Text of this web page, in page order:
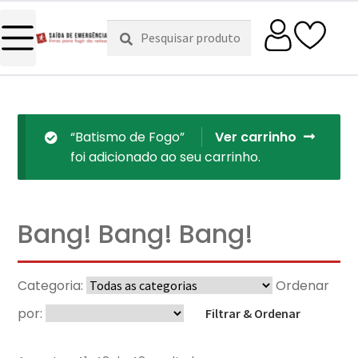
Pesquisar
por:
Pesquisa
Ver carrinho
“Batismo de Fogo”
foi adicionado ao seu carrinho.
Bang! Bang! Bang!
Categoria:
Ordenar
por:
Filtrar & Ordenar